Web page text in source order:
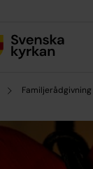
Familjerådgivning